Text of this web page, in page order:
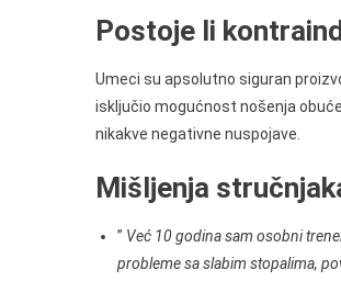
Postoje li
Umeci su apsolutno siguran
isključio mogućnost nošenja
nikakve negativne nuspojave.
Mišljenja
” Već 10 godina sam osobni
probleme sa slabim stopalima,